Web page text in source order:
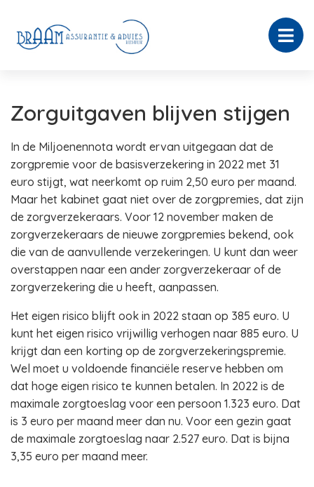
Zorguitgaven blijven stijgen
In de Miljoenennota wordt ervan uitgegaan dat de
zorgpremie voor de basisverzekering in 2022 met 31
euro stijgt, wat neerkomt op ruim 2,50 euro per maand.
Maar het kabinet gaat niet over de zorgpremies, dat zijn
de zorgverzekeraars. Voor 12 november maken de
zorgverzekeraars de nieuwe zorgpremies bekend, ook
die van de aanvullende verzekeringen. U kunt dan weer
overstappen naar een ander zorgverzekeraar of de
zorgverzekering die u heeft, aanpassen.
Het eigen risico blijft ook in 2022 staan op 385 euro. U
kunt het eigen risico vrijwillig verhogen naar 885 euro. U
krijgt dan een korting op de zorgverzekeringspremie.
Wel moet u voldoende financiële reserve hebben om
dat hoge eigen risico te kunnen betalen. In 2022 is de
maximale zorgtoeslag voor een persoon 1.323 euro. Dat
is 3 euro per maand meer dan nu. Voor een gezin gaat
de maximale zorgtoeslag naar 2.527 euro. Dat is bijna
3,35 euro per maand meer.